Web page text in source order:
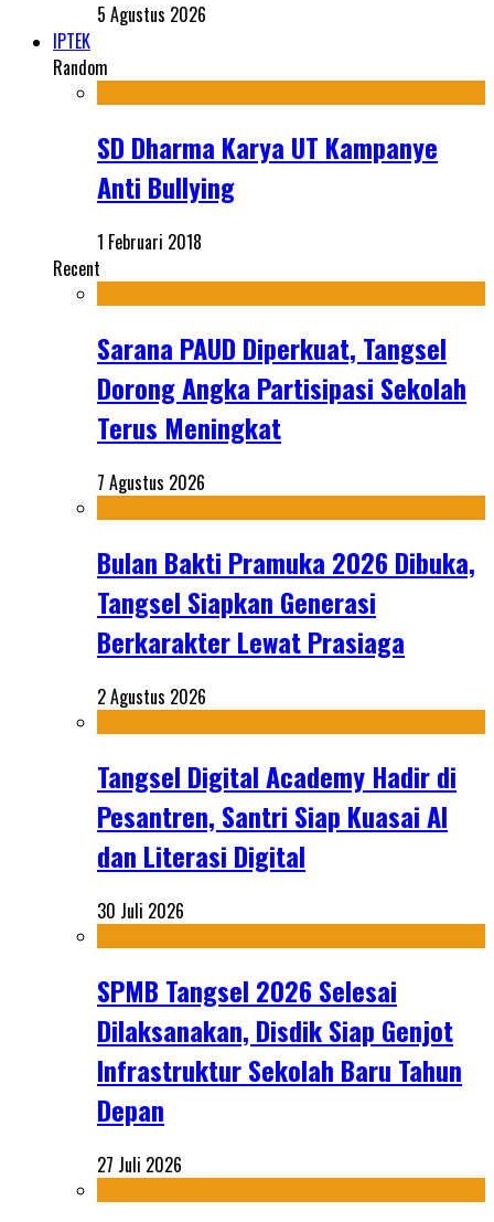
5 Agustus 2026
IPTEK
Random
SD Dharma Karya UT Kampanye
Anti Bullying
1 Februari 2018
Recent
Sarana PAUD Diperkuat, Tangsel
Dorong Angka Partisipasi Sekolah
Terus Meningkat
7 Agustus 2026
Bulan Bakti Pramuka 2026 Dibuka,
Tangsel Siapkan Generasi
Berkarakter Lewat Prasiaga
2 Agustus 2026
Tangsel Digital Academy Hadir di
Pesantren, Santri Siap Kuasai AI
dan Literasi Digital
30 Juli 2026
SPMB Tangsel 2026 Selesai
Dilaksanakan, Disdik Siap Genjot
Infrastruktur Sekolah Baru Tahun
Depan
27 Juli 2026